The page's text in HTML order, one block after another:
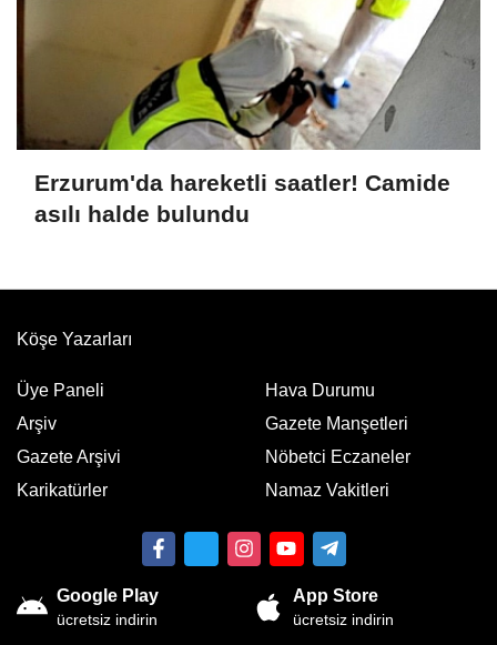
Erzurum'da hareketli saatler! Camide
asılı halde bulundu
Köşe Yazarları
Üye Paneli
Arşiv
Gazete Arşivi
Karikatürler
Hava Durumu
Gazete Manşetleri
Nöbetci Eczaneler
Namaz Vakitleri
Google Play
ücretsiz indirin
App Store
ücretsiz indirin